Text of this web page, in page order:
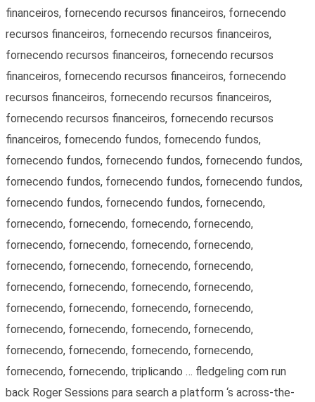
financeiros, fornecendo recursos financeiros, fornecendo
recursos financeiros, fornecendo recursos financeiros,
fornecendo recursos financeiros, fornecendo recursos
financeiros, fornecendo recursos financeiros, fornecendo
recursos financeiros, fornecendo recursos financeiros,
fornecendo recursos financeiros, fornecendo recursos
financeiros, fornecendo fundos, fornecendo fundos,
fornecendo fundos, fornecendo fundos, fornecendo fundos,
fornecendo fundos, fornecendo fundos, fornecendo fundos,
fornecendo fundos, fornecendo fundos, fornecendo,
fornecendo, fornecendo, fornecendo, fornecendo,
fornecendo, fornecendo, fornecendo, fornecendo,
fornecendo, fornecendo, fornecendo, fornecendo,
fornecendo, fornecendo, fornecendo, fornecendo,
fornecendo, fornecendo, fornecendo, fornecendo,
fornecendo, fornecendo, fornecendo, fornecendo,
fornecendo, fornecendo, fornecendo, fornecendo,
fornecendo, fornecendo, triplicando … fledgeling com run
back Roger Sessions para search a platform ‘s across-the-